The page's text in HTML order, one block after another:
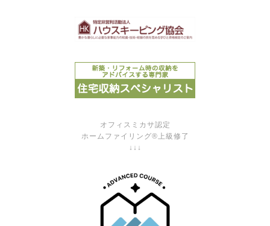
オフィスミカサ認定
ホームファイリング®上級修了
↓↓↓